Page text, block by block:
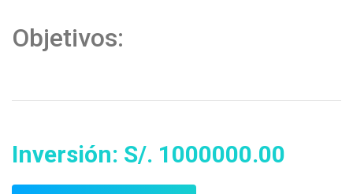
Objetivos:
Inversión: S/. 1000000.00